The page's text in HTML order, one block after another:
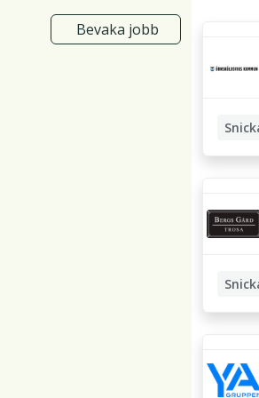
Bevaka jobb